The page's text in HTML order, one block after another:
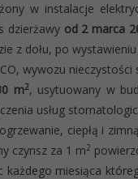
w instalacje
dzierżawy od 2 marca
z dołu, po
wywozu nieczystości
m2, usytuowany w
usług
ciepłą i
czynsz za 1 m2
każdego miesiąca